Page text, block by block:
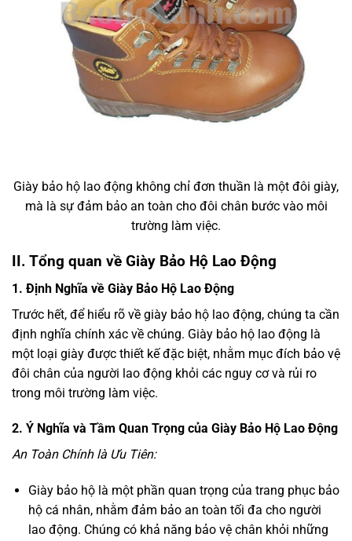
Giày bảo hộ lao động không chỉ đơn thuần là một đôi giày,
mà là sự đảm bảo an toàn cho đôi chân bước vào môi
trường làm việc.
II. Tổng quan về Giày Bảo Hộ Lao Động
1. Định Nghĩa về Giày Bảo Hộ Lao Động
Trước hết, để hiểu rõ về giày bảo hộ lao động, chúng ta cần
định nghĩa chính xác về chúng. Giày bảo hộ lao động là
một loại giày được thiết kế đặc biệt, nhằm mục đích bảo vệ
đôi chân của người lao động khỏi các nguy cơ và rủi ro
trong môi trường làm việc.
2. Ý Nghĩa và Tầm Quan Trọng của Giày Bảo Hộ Lao Động
An Toàn Chính là Ưu Tiên:
Giày bảo hộ là một phần quan trọng của trang phục bảo
hộ cá nhân, nhằm đảm bảo an toàn tối đa cho người
lao động. Chúng có khả năng bảo vệ chân khỏi những